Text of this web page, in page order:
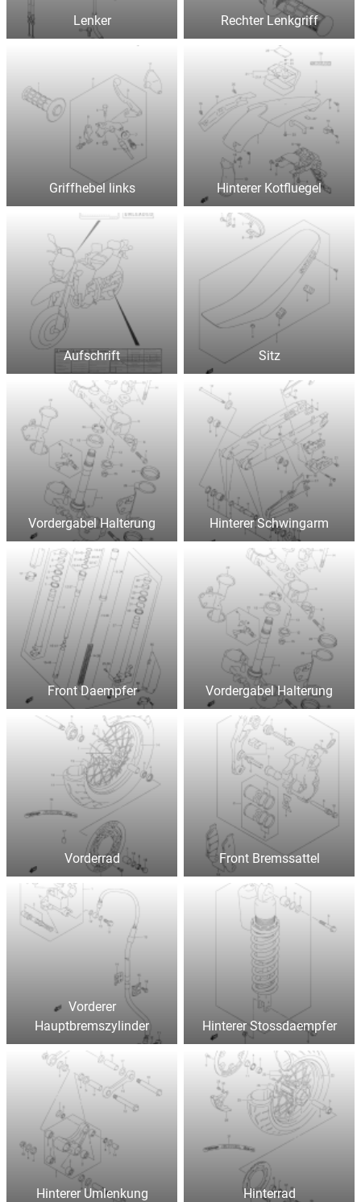
Lenker Rechter Lenkgriff
Griffhebel links Hinterer Kotfluegel
Aufschrift Sitz
Vordergabel Halterung Hinterer Schwingarm
Front Daempfer Vordergabel Halterung
Vorderrad Front Bremssattel
Vorderer
Hauptbremszylinder
Hinterer Stossdaempfer
Hinterer Umlenkung Hinterrad